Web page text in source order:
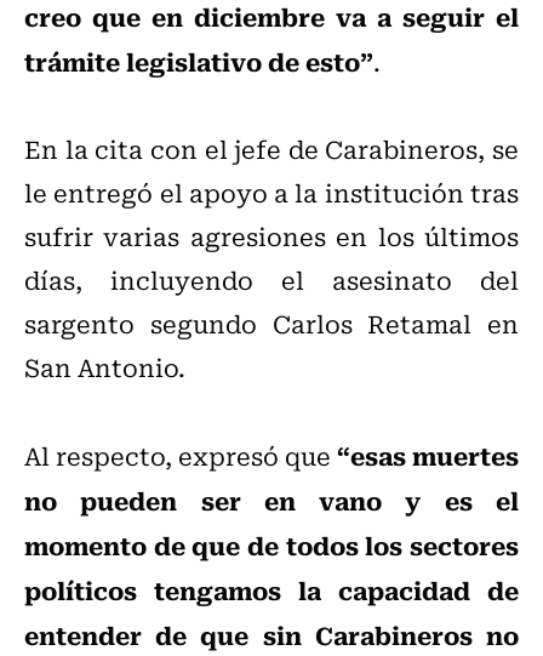
creo que en diciembre va a seguir el
trámite legislativo de esto”.
En la cita con el jefe de Carabineros, se
le entregó el apoyo a la institución tras
sufrir varias agresiones en los últimos
días, incluyendo el asesinato del
sargento segundo Carlos Retamal en
San Antonio.
Al respecto, expresó que“esas muertes
no pueden ser en vano y es el
momento de que de todos los sectores
políticos tengamos la capacidad de
entender de que sin Carabineros no